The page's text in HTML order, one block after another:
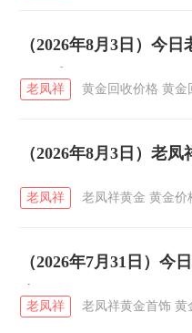
（2026年8月3日）今
钱一克
老凤祥 黄金回收价格 黄金
（2026年8月3日）老
老凤祥 老凤祥黄金 黄金价
（2026年7月31日）
克
老凤祥 老凤祥黄金首饰 黄